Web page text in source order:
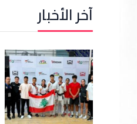
آخر الأخبار